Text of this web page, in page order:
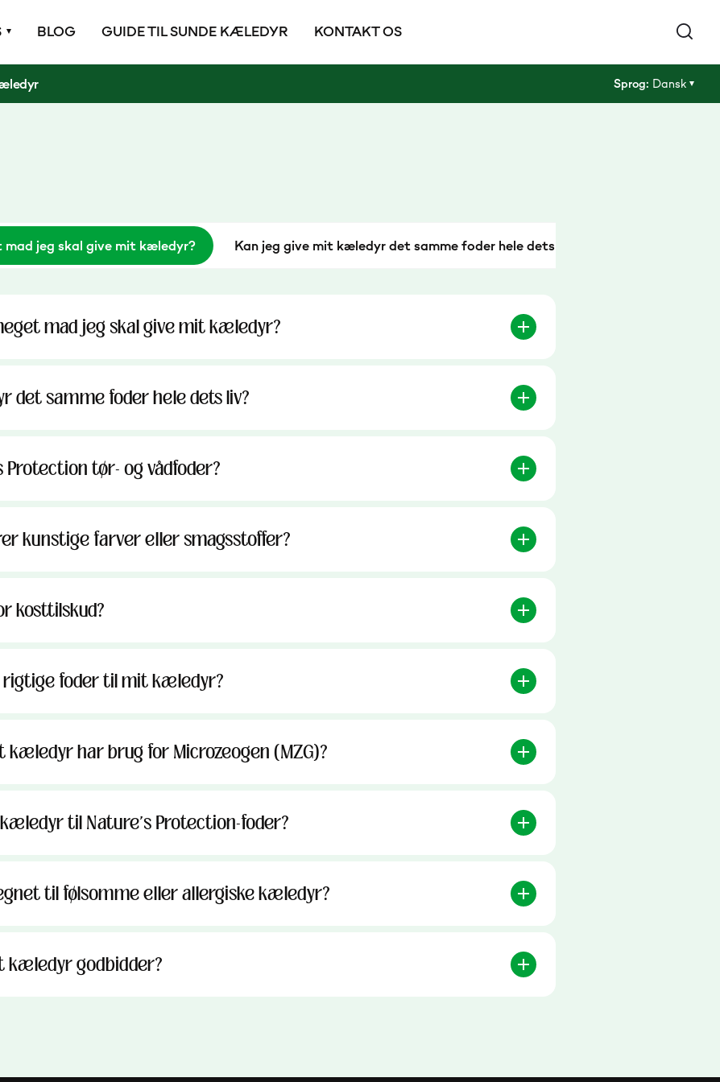
BLOG GUIDE TIL SUNDE KÆLEDYR KONTAKT OS
Sprog: Dansk
mad jeg skal give mit kæledyr? Kan jeg give mit kæledyr det samme foder hele dets liv?
mad jeg skal give mit kæledyr?
det samme foder hele dets liv?
tør- og vådfoder?
kunstige farver eller smagsstoffer?
kosttilskud?
foder til mit kæledyr?
kæledyr har brug for Microzeogen (MZG)?
til Nature's Protection-foder?
til følsomme eller allergiske kæledyr?
kæledyr godbidder?